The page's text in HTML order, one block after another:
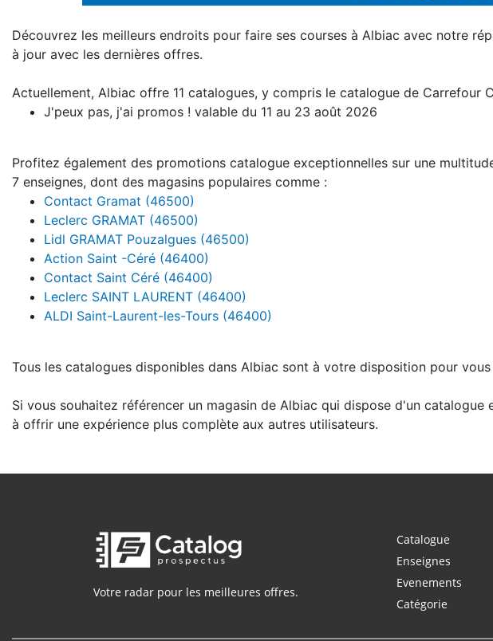
Découvrez les meilleurs endroits pour faire ses courses à Albiac avec notre
à jour avec les dernières offres.
Actuellement, Albiac offre 11 catalogues, y compris le catalogue de Carrefour
J'peux pas, j'ai promos ! valable du 11 au 23 août 2026
Profitez également des promotions catalogue exceptionnelles sur une
7 enseignes, dont des magasins populaires comme :
Contact Gramat (46500)
Leclerc GRAMAT (46500)
Lidl GRAMAT Pouzalgues (46500)
Action Saint -Céré (46400)
Contact Saint Céré (46400)
Leclerc SAINT LAURENT (46400)
ALDI Saint-Laurent-les-Tours (46400)
Tous les catalogues disponibles dans Albiac sont à votre disposition pour
Si vous souhaitez référencer un magasin de Albiac qui dispose d'un catalogue
à offrir une expérience plus complète aux autres utilisateurs.
Votre radar pour les meilleures offres.
Catalogue
Enseignes
Evenements
Catégorie